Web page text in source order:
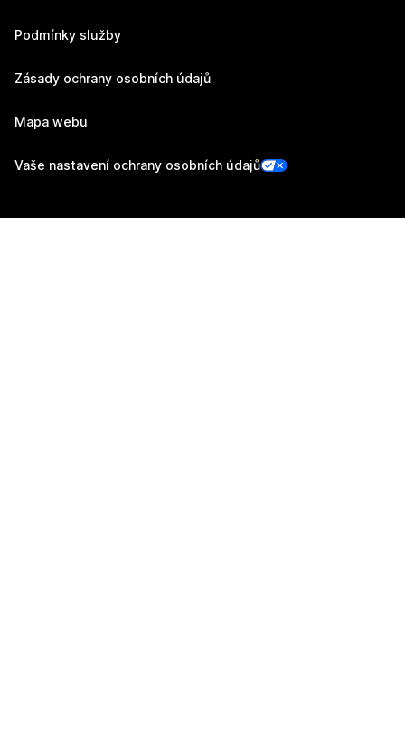
Podmínky služby
Zásady ochrany osobních údajů
Mapa webu
Vaše nastavení ochrany osobních údajů